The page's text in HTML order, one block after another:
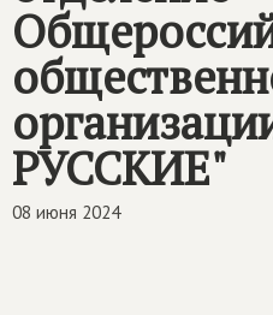
РУССКИЕ"
08 июня 2024